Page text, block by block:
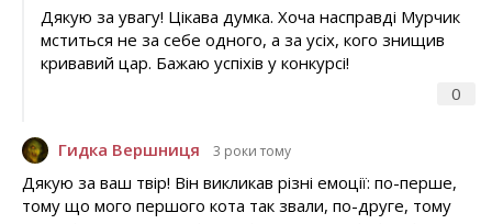
0
Дякую за увагу! Цікава думка. Хоча насправді Мурчик
мститься не за себе одного, а за усіх, кого знищив
кривавий цар. Бажаю успіхів у конкурсі!
Гидка Вершниця 3 роки тому
Дякую за ваш твір! Він викликав різні емоції: по-перше,
тому що мого першого кота так звали, по-друге, тому